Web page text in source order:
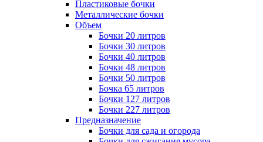
Пластиковые бочки
Металлические бочки
Объем
Бочки 20 литров
Бочки 30 литров
Бочки 40 литров
Бочки 48 литров
Бочки 50 литров
Бочка 65 литров
Бочки 127 литров
Бочки 227 литров
Предназначение
Бочки для сада и огорода